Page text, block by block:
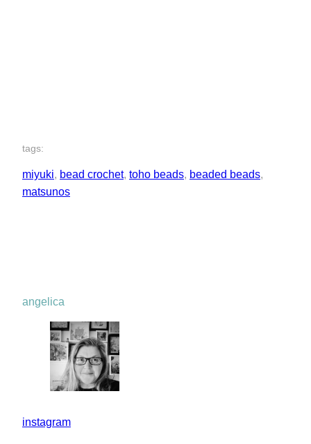
tags:
miyuki, bead crochet, toho beads, beaded beads
matsunos
angelica
instagram